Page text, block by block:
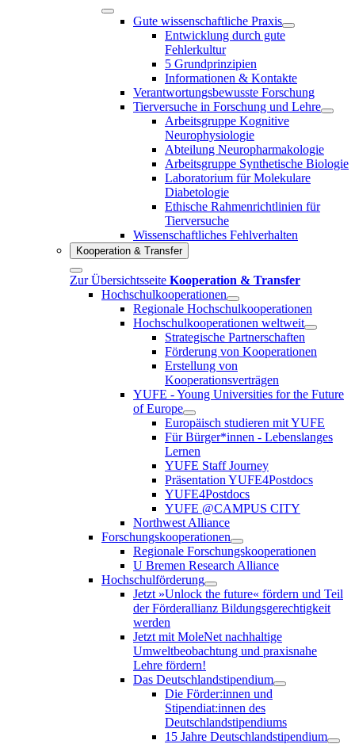
Gute wissenschaftliche Praxis
Entwicklung durch gute
Fehlerkultur
5 Grundprinzipien
Informationen & Kontakte
Verantwortungsbewusste Forschung
Tierversuche in Forschung und Lehre
Arbeitsgruppe Kognitive
Neurophysiologie
Abteilung Neuropharmakologie
Arbeitsgruppe Synthetische Biologie
Laboratorium für Molekulare
Diabetologie
Ethische Rahmenrichtlinien für
Tierversuche
Wissenschaftliches Fehlverhalten
Kooperation & Transfer
Zur Übersichtsseite Kooperation & Transfer
Hochschulkooperationen
Regionale Hochschulkooperationen
Hochschulkooperationen weltweit
Strategische Partnerschaften
Förderung von Kooperationen
Erstellung von
Kooperationsverträgen
YUFE - Young Universities for the Future
of Europe
Europäisch studieren mit YUFE
Für Bürger*innen - Lebenslanges
Lernen
YUFE Staff Journey
Präsentation YUFE4Postdocs
YUFE4Postdocs
YUFE @CAMPUS CITY
Northwest Alliance
Forschungskooperationen
Regionale Forschungskooperationen
U Bremen Research Alliance
Hochschulförderung
Jetzt »Unlock the future« fördern und Teil
der Förderallianz Bildungsgerechtigkeit
werden
Jetzt mit MoleNet nachhaltige
Umweltbeobachtung und praxisnahe
Lehre fördern!
Das Deutschlandstipendium
Die Förder:innen und
Stipendiat:innen des
Deutschlandstipendiums
15 Jahre Deutschlandstipendium